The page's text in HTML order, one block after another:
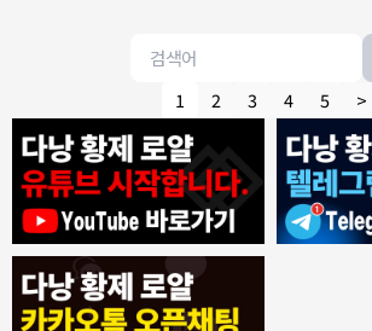
8/4/2026
1 모기한테물림:여기도 문의해보면 바로 알려줌
1 2 3 4 5 >